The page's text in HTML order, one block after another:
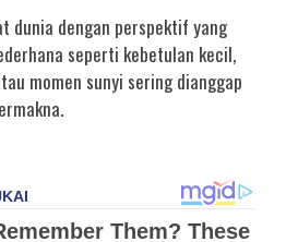
dunia dengan perspektif yang
seperti kebetulan kecil,
momen sunyi sering dianggap